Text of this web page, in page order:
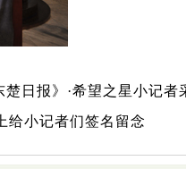
日报》 ·希望之星小记者
给小记者们签名留念